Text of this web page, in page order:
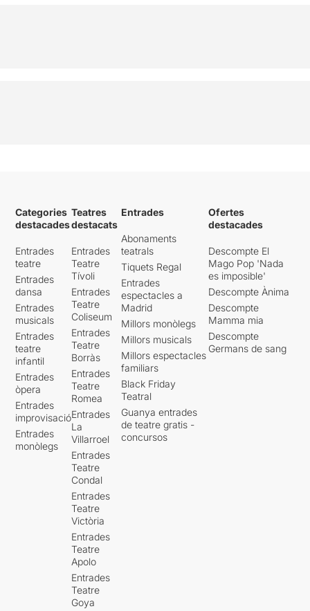
Categories
destacades
Entrades
teatre
Entrades
dansa
Entrades
musicals
Entrades
teatre
infantil
Entrades
òpera
Entrades
improvisació
Entrades
monòlegs
Teatres
destacats
Entrades
Teatre
Tívoli
Entrades
Teatre
Coliseum
Entrades
Teatre
Borràs
Entrades
Teatre
Romea
Entrades
La
Villarroel
Entrades
Teatre
Condal
Entrades
Teatre
Victòria
Entrades
Teatre
Apolo
Entrades
Teatre
Goya
Entrades
Abonaments
teatrals
Tiquets Regal
Entrades
espectacles a
Madrid
Millors monòlegs
Millors musicals
Millors espectacles
familiars
Black Friday
Teatral
Guanya entrades
de teatre gratis -
concursos
Ofertes
destacades
Descompte El
Mago Pop 'Nada
es imposible'
Descompte Ànima
Descompte
Mamma mia
Descompte
Germans de sang